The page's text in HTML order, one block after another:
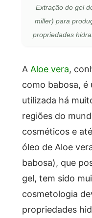
Extração do gel
miller) para
propriedades
A Aloe vera,
como babosa, é
utilizada há
regiões do
cosméticos e
óleo de Aloe
babosa), que
gel, tem sido
cosmetologia
propriedades